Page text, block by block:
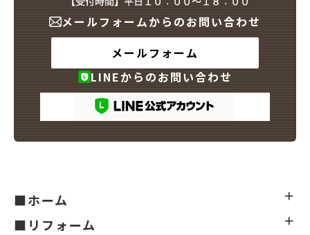
メールフォームからのお問い合わせ
メールフォーム
LINEからのお問い合わせ
■ホーム
■リフォーム